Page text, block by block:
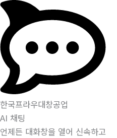
한국프라우대창공업
AI 채팅
언제든 대화창을 열어 신속하고